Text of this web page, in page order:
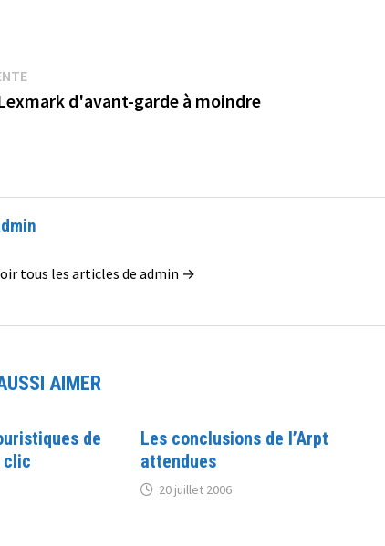
Publication
précédente :d'avant-garde à moindre
tous les articles de admin →
AIMER
de
clic
Les conclusions de l’Arpt
attendues
20 juillet 2006